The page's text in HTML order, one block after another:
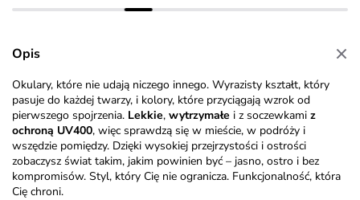
Opis
Okulary, które nie udają niczego innego. Wyrazisty kształt, który
pasuje do każdej twarzy, i kolory, które przyciągają wzrok od
pierwszego spojrzenia. Lekkie, wytrzymałe i z soczewkami z
ochroną UV400, więc sprawdzą się w mieście, w podróży i
wszędzie pomiędzy. Dzięki wysokiej przejrzystości i ostrości
zobaczysz świat takim, jakim powinien być – jasno, ostro i bez
kompromisów. Styl, który Cię nie ogranicza. Funkcjonalność, która
Cię chroni.